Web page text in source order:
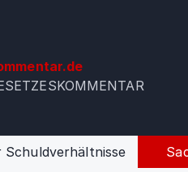
Schuldverhältnisse